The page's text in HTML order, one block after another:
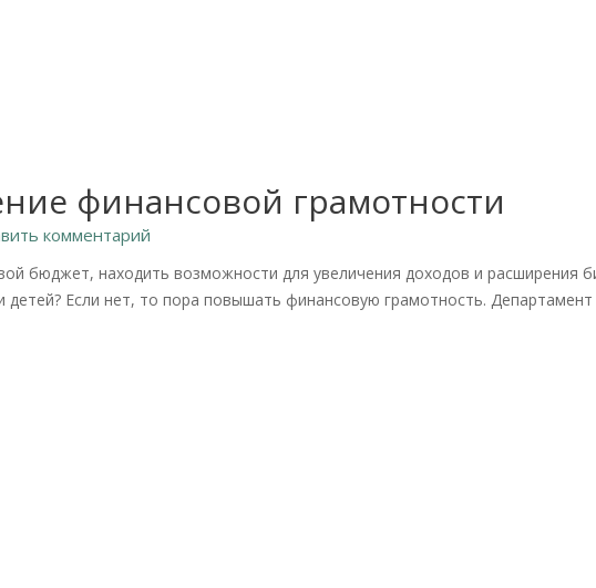
финансовой грамотности
комментарий
бюджет, находить возможности для увеличения доходов и расширения
детей? Если нет, то пора повышать финансовую грамотность.